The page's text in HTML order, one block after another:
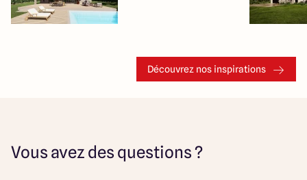
Découvrez nos inspirations
Vous avez des questions ?